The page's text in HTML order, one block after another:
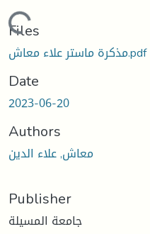
Loading...
Files
مذكرة ماستر علاء معاش.pdf
Date
2023-06-20
Authors
معاش, علاء الدين
Publisher
جامعة المسيلة